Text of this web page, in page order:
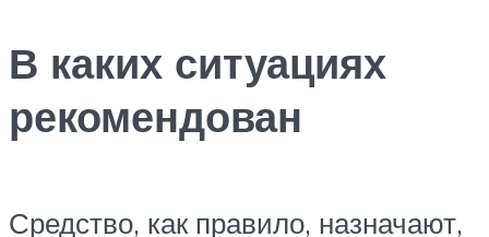
В каких ситуациях
рекомендован
Средство, как правило, назначают,